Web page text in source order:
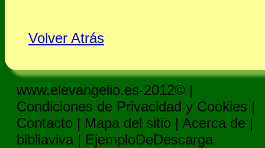
Volver Atrás
www.elevangelio.es-2012© |
Condiciones de Privacidad y Cookies |
Contacto | Mapa del sitio | Acerca de |
bibliaviva | EjemploDeDescarga